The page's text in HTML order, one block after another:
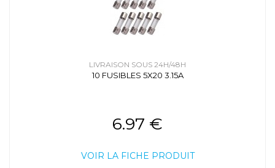
LIVRAISON SOUS 24H/48H
10 FUSIBLES 5X20 3.15A
6.97 €
VOIR LA FICHE PRODUIT